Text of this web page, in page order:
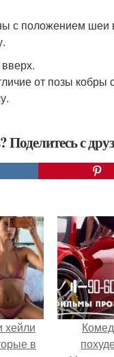
с положением шеи
от позы кобры
Поделитесь с
хейли
в